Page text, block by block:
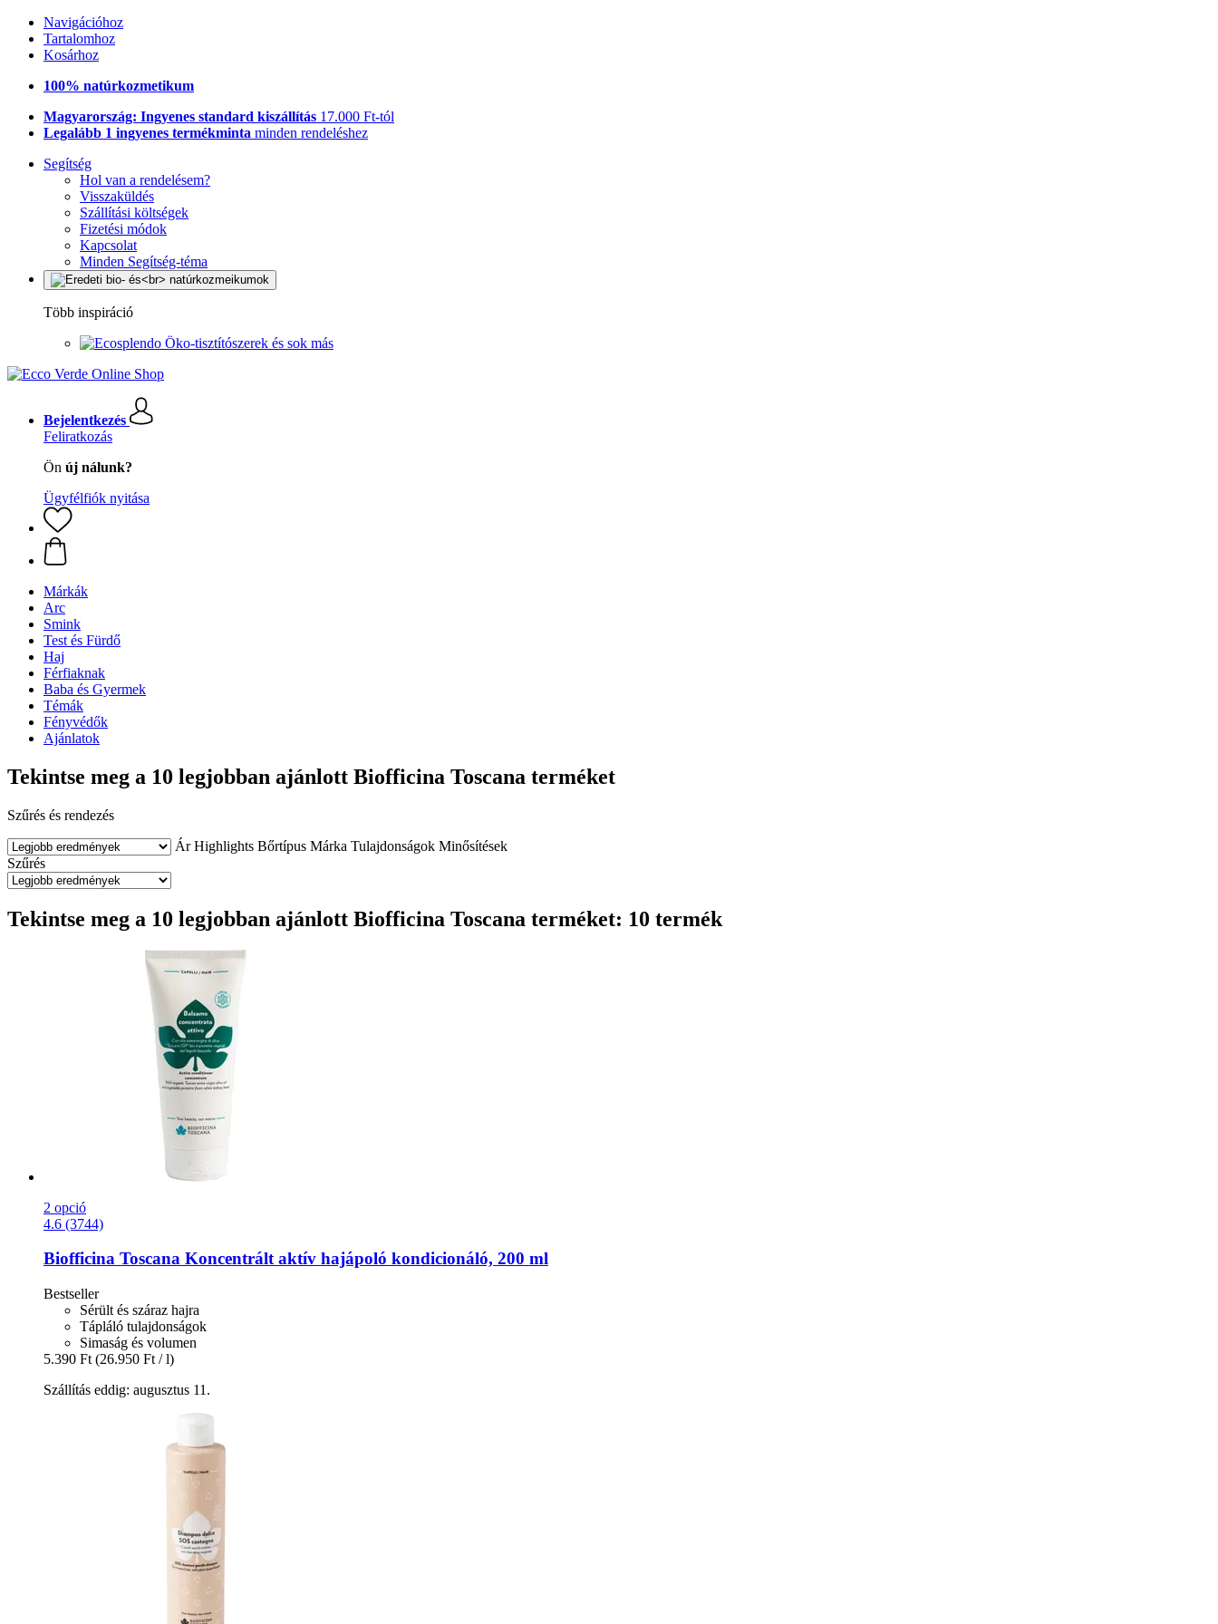
Navigációhoz
Tartalomhoz
Kosárhoz
100% natúrkozmetikum
Magyarország: Ingyenes standard kiszállítás 17.000 Ft-tól
Legalább 1 ingyenes termékminta minden rendeléshez
Segítség
Hol van a rendelésem?
Visszaküldés
Szállítási költségek
Fizetési módok
Kapcsolat
Minden Segítség-téma
Több inspiráció
Öko-tisztítószerek és sok más
Bejelentkezés
Feliratkozás
Ön új nálunk?
Ügyfélfiók nyitása
Márkák
Arc
Smink
Test és Fürdő
Haj
Férfiaknak
Baba és Gyermek
Témák
Fényvédők
Ajánlatok
Tekintse meg a 10 legjobban ajánlott Biofficina Toscana terméket
Szűrés és rendezés
Ár Highlights Bőrtípus Márka Tulajdonságok Minősítések
Szűrés
Tekintse meg a 10 legjobban ajánlott Biofficina Toscana terméket: 10 termék
2 opció
4.6 (3744)
Biofficina Toscana Koncentrált aktív hajápoló kondicionáló, 200 ml
Bestseller
Sérült és száraz hajra
Tápláló tulajdonságok
Simaság és volumen
5.390 Ft (26.950 Ft / l)
Szállítás eddig: augusztus 11.